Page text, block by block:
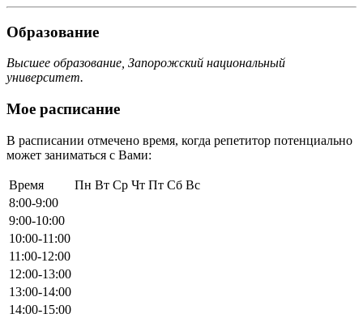
Образование
Высшее образование, Запорожский национальный
университет.
Мое расписание
В расписании отмечено время, когда репетитор потенциально
может заниматься с Вами:
Время Пн Вт Ср Чт Пт Сб Вс
8:00-9:00
9:00-10:00
10:00-11:00
11:00-12:00
12:00-13:00
13:00-14:00
14:00-15:00